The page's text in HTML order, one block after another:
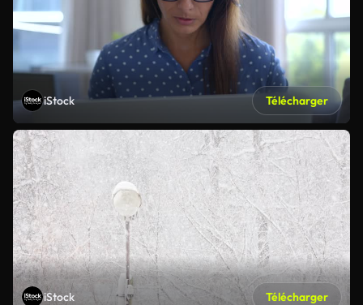
iStock Télécharger
iStock Télécharger